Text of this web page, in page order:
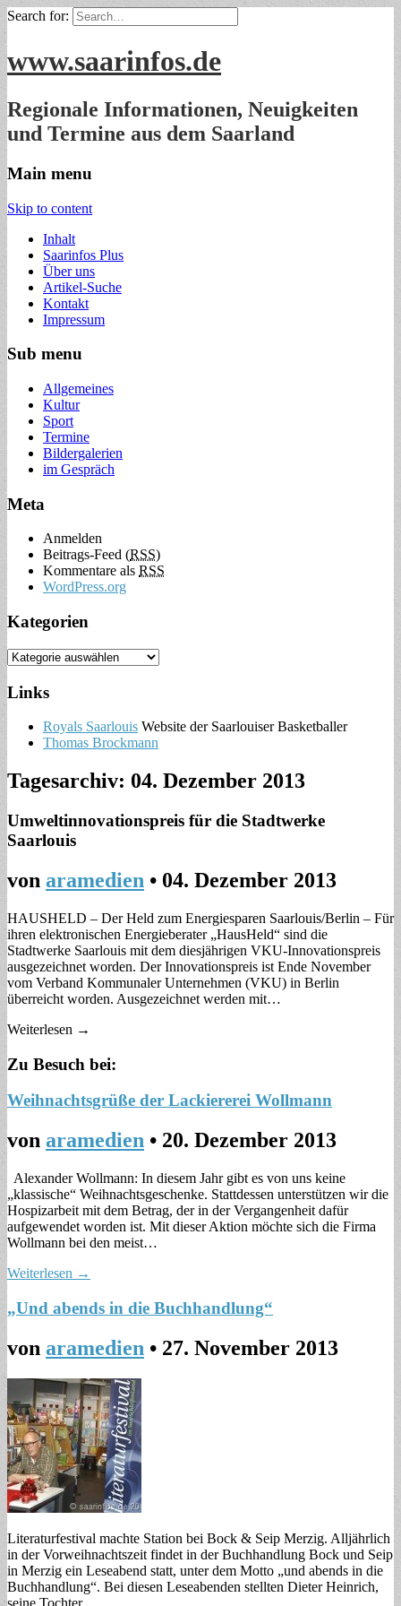
Search for:
www.saarinfos.de
Regionale Informationen, Neuigkeiten
und Termine aus dem Saarland
Main menu
Skip to content
Inhalt
Saarinfos Plus
Über uns
Artikel-Suche
Kontakt
Impressum
Sub menu
Allgemeines
Kultur
Sport
Termine
Bildergalerien
im Gespräch
Meta
Anmelden
Beitrags-Feed (RSS)
Kommentare als RSS
WordPress.org
Kategorien
Links
Royals Saarlouis Website der Saarlouiser Basketballer
Thomas Brockmann
Tagesarchiv: 04. Dezember 2013
Umweltinnovationspreis für die Stadtwerke
Saarlouis
von aramedien • 04. Dezember 2013
HAUSHELD – Der Held zum Energiesparen Saarlouis/Berlin – Für
ihren elektronischen Energieberater „HausHeld“ sind die
Stadtwerke Saarlouis mit dem diesjährigen VKU-Innovationspreis
ausgezeichnet worden. Der Innovationspreis ist Ende November
vom Verband Kommunaler Unternehmen (VKU) in Berlin
überreicht worden. Ausgezeichnet werden mit…
Weiterlesen →
Zu Besuch bei:
Weihnachtsgrüße der Lackiererei Wollmann
von aramedien • 20. Dezember 2013
Alexander Wollmann: In diesem Jahr gibt es von uns keine
„klassische“ Weihnachtsgeschenke. Stattdessen unterstützen wir die
Hospizarbeit mit dem Betrag, der in der Vergangenheit dafür
aufgewendet worden ist. Mit dieser Aktion möchte sich die Firma
Wollmann bei den meist…
Weiterlesen →
„Und abends in die Buchhandlung“
von aramedien • 27. November 2013
Literaturfestival machte Station bei Bock & Seip Merzig. Alljährlich
in der Vorweihnachtszeit findet in der Buchhandlung Bock und Seip
in Merzig ein Leseabend statt, unter dem Motto „und abends in die
Buchhandlung“. Bei diesen Leseabenden stellten Dieter Heinrich,
seine Tochter…